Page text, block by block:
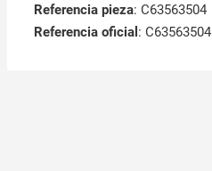
Referencia pieza: C63563504
Referencia oficial : C63563504